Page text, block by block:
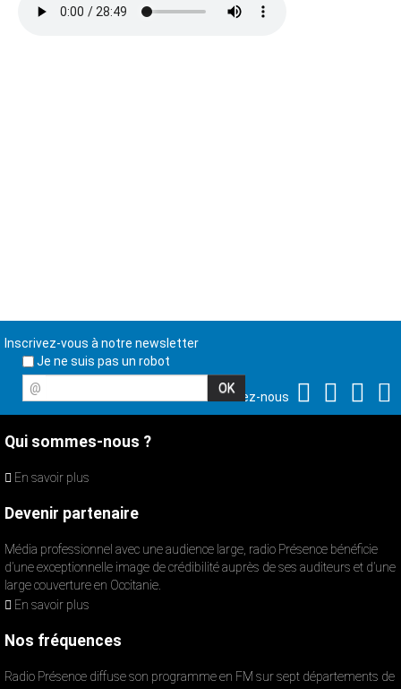
Inscrivez-vous à notre newsletter
Je ne suis pas un robot
@
Suivez-nous
Qui sommes-nous ?
En savoir plus
Devenir partenaire
Média professionnel avec une audience large, radio Présence bénéficie
d’une exceptionnelle image de crédibilité auprès de ses auditeurs et d’une
large couverture en Occitanie.
En savoir plus
Nos fréquences
Radio Présence diffuse son programme en FM sur sept départements de